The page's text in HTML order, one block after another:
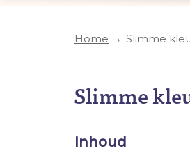
Home Slimme
Slimme
Inhoud